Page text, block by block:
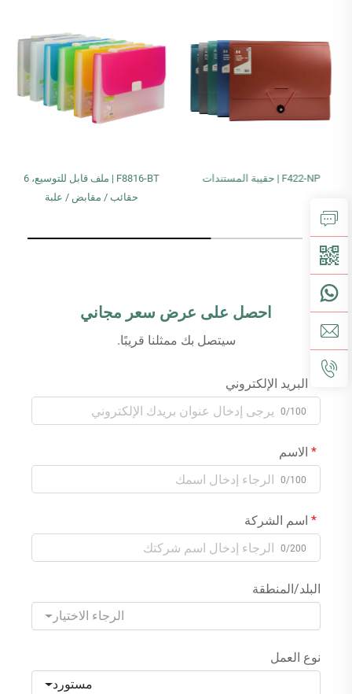
F422-NP | حقيبة المستندات
F8816-BT | ملف قابل للتوسيع، 6
حقائب / مقابض / علبة
احصل على عرض سعر مجاني
سيتصل بك ممثلنا قريبًا.
البريد الإلكتروني
0/100
الاسم
0/100
اسم الشركة
0/200
البلد/المنطقة
الرجاء الاختيار
نوع العمل
مستورد